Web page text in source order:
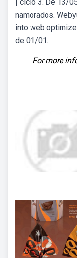
| ciclo 3. De 13/
namorados.
into web
de 01/01.
For more